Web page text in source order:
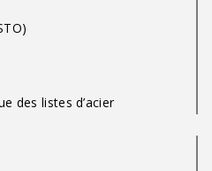
des listes d’acier